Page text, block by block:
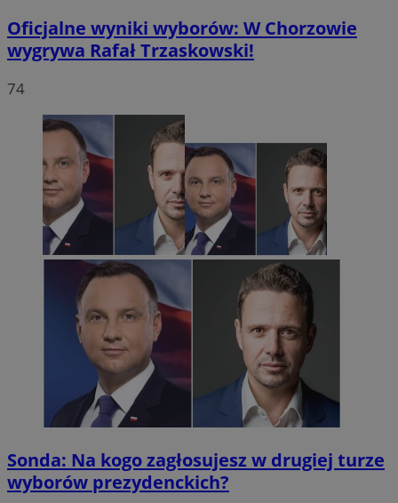
Oficjalne wyniki wyborów: W Chorzowie
wygrywa Rafał Trzaskowski!
74
Sonda: Na kogo zagłosujesz w drugiej turze
wyborów prezydenckich?